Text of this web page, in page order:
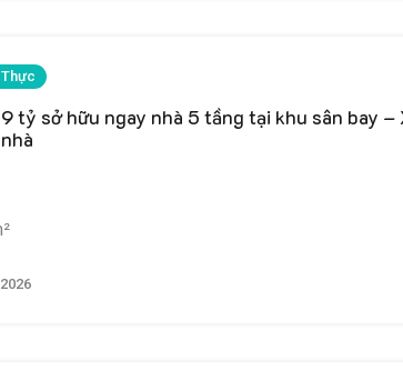
tỷ sở hữu ngay nhà 5 tầng tại khu sân bay –